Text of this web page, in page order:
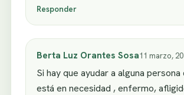
Responder
Berta Luz Orantes Sosa11 marzo,
Si hay que ayudar a alguna persona
está en necesidad , enfermo,